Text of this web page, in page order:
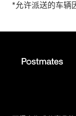
*允许派送的车辆